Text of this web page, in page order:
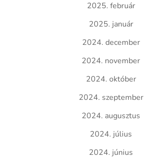
2025. február
2025. január
2024. december
2024. november
2024. október
2024. szeptember
2024. augusztus
2024. július
2024. június